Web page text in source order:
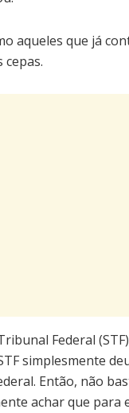
aqueles que já
Federal
simplesmente
Então, não
achar que para